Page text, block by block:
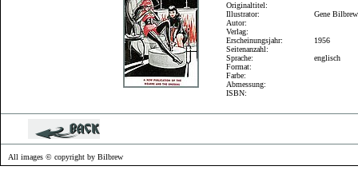
Originaltitel:
Illustrator:
Autor:
Verlag:
Erscheinungsjahr:
Seitenanzahl:
Sprache:
Format:
Farbe:
Abmessung:
ISBN:
Gene Bilbrew
1956
englisch
All images © copyright by Bilbrew